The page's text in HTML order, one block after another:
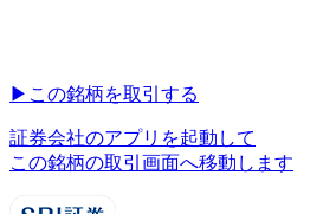
▶︎ この銘柄を取引する
証券会社のアプリを起動して
この銘柄の取引画面へ移動します